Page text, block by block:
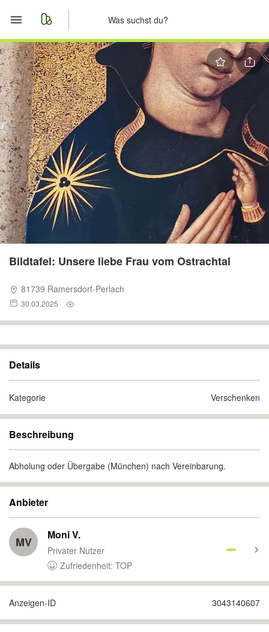
Start
Merkliste
Nachrichten
Anzeige aufgeben
Bildtafel: Unsere liebe Frau vom Ostrachtal
81739 Ramersdorf-Perlach
30.03.2025
Details
Kategorie Verschenken
Beschreibung
Abholung oder Übergabe (München) nach Vereinbarung.
Anbieter
MV Moni V.
Privater Nutzer
Zufriedenheit: TOP
Anzeigen-ID 3043140607